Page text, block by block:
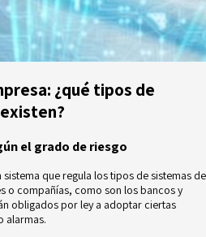
¿qué tipos de
el grado de riesgo
que regula los tipos de sistemas de
o compañías, como son los bancos y
obligados por ley a adoptar ciertas
alarmas.